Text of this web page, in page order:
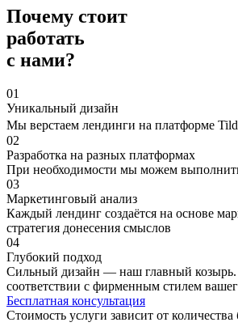
Почему стоит
работать
с нами?
01
Уникальный дизайн
Мы верстаем лендинги на платформе
02
Разработка на разных платформах
При необходимости мы можем
03
Маркетинговый анализ
Каждый лендинг создаётся на основе
стратегия донесения смыслов
04
Глубокий подход
Сильный дизайн — наш главный козырь.
соответствии с фирменным стилем
Бесплатная консультация
Стоимость услуги зависит от